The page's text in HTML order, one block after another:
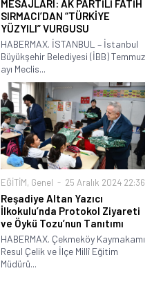
MESAJLARI: AK PARTİLİ FATİH
SIRMACI’DAN “TÜRKİYE
YÜZYILI” VURGUSU
HABERMAX. İSTANBUL – İstanbul
Büyükşehir Belediyesi (İBB) Temmuz
ayı Meclis...
EĞİTİM, Genel 25 Aralık 2024 22:36
Reşadiye Altan Yazıcı
İlkokulu’nda Protokol Ziyareti
ve Öykü Tozu’nun Tanıtımı
HABERMAX. Çekmeköy Kaymakamı
Resul Çelik ve İlçe Millî Eğitim
Müdürü...